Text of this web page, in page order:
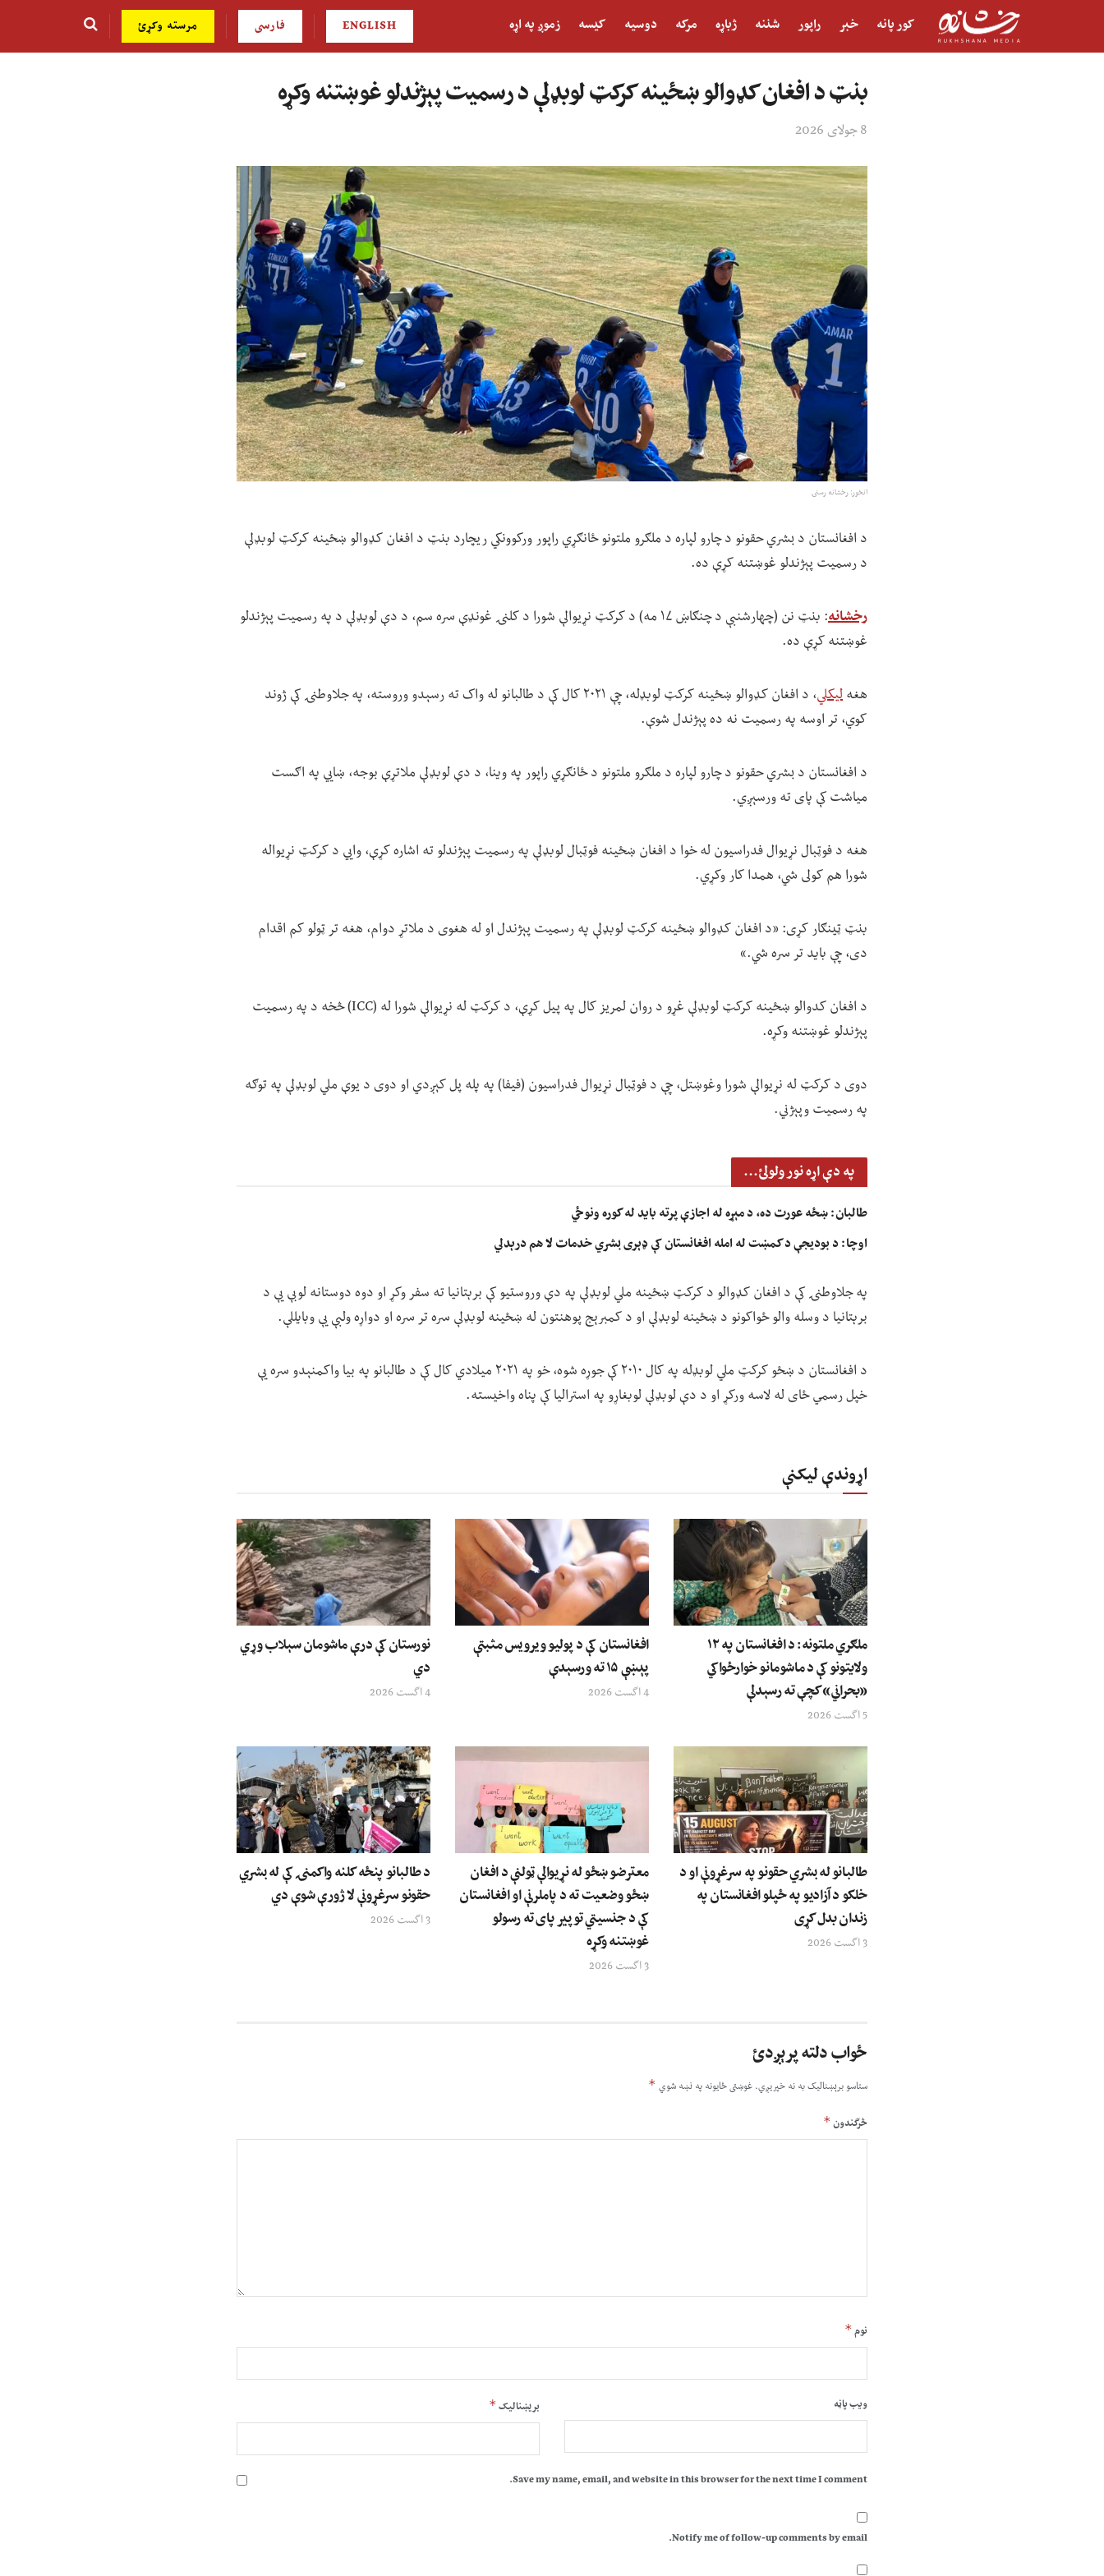
کور پانه خبر راپور شننه ژباړه مرکه دوسیه کیسه زموږ په اړه ENGLISH فارسی مرسته وکړئ
بنټ د افغان کډوالو ښځینه کرکټ لوبډلې د رسمیت پېژندلو غوښتنه وکړه
8 جولای 2026
انځور: رخشانه رسنۍ
د افغانستان د بشري حقونو د چارو لپاره د ملګرو ملتونو ځانګړي راپور ورکوونکي ریچارد بنټ د افغان کډوالو ښځینه کرکټ لوبډلې
د رسمیت پېژندلو غوښتنه کړې ده.
رخشانه
: بنټ نن (چهارشنبې د چنګاښ ۱۷ مه) د کرکټ نړیوالې شورا د کلنۍ غونډې سره سم، د دې لوبډلې د په رسمیت پېژندلو
غوښتنه کړې ده.
هغهلیکلي
، د افغان کډوالو ښځینه کرکټ لوبډله، چې ۲۰۲۱ کال کې د طالبانو له واک ته رسېدو وروسته، په جلاوطنۍ کې ژوند
کوي، تر اوسه په رسمیت نه ده پېژندل شوې.
د افغانستان د بشري حقونو د چارو لپاره د ملګرو ملتونو د ځانګړي راپور په وینا، د دې لوبډلې ملاتړې بوجه، ښايي په اګست
میاشت کې پای ته ورسېږي.
هغه د فوټبال نړیوال فدراسیون له خوا د افغان ښځینه فوټبال لوبډلې په رسمیت پېژندلو ته اشاره کړې، وايي د کرکټ نړیواله
شورا هم کولی شي، همدا کار وکړي.
بنټ ټینګار کړی: «د افغان کډوالو ښځینه کرکټ لوبډلې په رسمیت پېژندل او له هغوی د ملاتړ دوام، هغه تر ټولو کم اقدام
دی، چې باید تر سره شي.»
د افغان کدوالو ښځینه کرکټ لوبډلې غړو د روان لمریز کال په پیل کړې، د کرکټ له نړیوالې شورا له (ICC) څخه د په رسمیت
پېژندلو غوښتنه وکړه.
دوی د کرکټ له نړیوالې شورا وغوښتل، چې د فوټبال نړیوال فدراسیون (فیفا) په پله پل کېږدي او دوی د یوې ملي لوبډلې په توګه
په رسمیت وپېژني.
په دې اړه نور ولولئ...
طالبان: ښځه عورت ده، د مېړه له اجازې پرته باید له کوره ونوځي
اوچا: د بودیجې د کمښت له امله افغانستان کې ډېری بشري خدمات لا هم درېدلي
په جلاوطنۍ کې د افغان کډوالو د کرکټ ښځینه ملي لوبډلې په دې وروستیو کې برېتانیا ته سفر وکړ او دوه دوستانه لوبې یې د
برېتانیا د وسله والو ځواکونو د ښځینه لوبډلې او د کمبرېج پوهنتون له ښځینه لوبډلې سره تر سره او دواړه ولبې یې وبایللې.
د افغانستان د ښځو کرکټ ملي لوبډله په کال ۲۰۱۰ کې جوړه شوه، خو په ۲۰۲۱ میلادي کال کې د طالبانو په بیا واکمنېدو سره یې
خپل رسمي ځای له لاسه ورکړ او د دې لوبډلې لوبغاړو په استرالیا کې پناه واخیسته.
اړوندې لیکنې
ملګري ملتونه: د افغانستان په ۱۲
ولایتونو کې د ماشومانو خوارځواکي
«بحراني» کچې ته رسېدلې
5 اگست 2026
افغانستان کې د پولیو ویرویس مثبتې
پېښې ۱۵ ته ورسېدې
4 اگست 2026
نورستان کې درې ماشومان سېلاب وړي
دي
4 اگست 2026
طالبانو له بشري حقونو په سرغړونې او د
خلکو د آزادیو په ځپلو افغانستان په
زندان بدل کړی
3 اگست 2026
معترضو ښځو له نړیوالې ټولنې د افغان
ښځو وضعیت ته د پاملرنې او افغانستان
کې د جنسیتي توپیر پای ته رسولو
غوښتنه وکړه
3 اگست 2026
د طالبانو پنځه کلنه واکمنۍ کې له بشري
حقونو سرغړونې لا ژورې شوې دي
3 اگست 2026
ځواب دلته پرېږدئ
ستاسو برېښناليک به نه خپريږي.غوښتى ځایونه په نښه شوي *
څرگندون*
نوم*
بریښنالیک* ویب پاڼه
Save my name, email, and website in this browser for the next time I comment.
Notify me of follow-up comments by email.